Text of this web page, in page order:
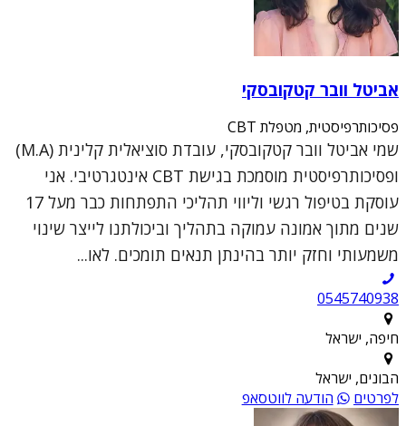
אביטל וובר קטקובסקי
פסיכותרפיסטית, מטפלת CBT
שמי אביטל וובר קטקובסקי, עובדת סוציאלית קלינית (M.A)
ופסיכותרפיסטית מוסמכת בגישת CBT אינטגרטיבי. אני
עוסקת בטיפול רגשי וליווי תהליכי התפתחות כבר מעל 17
שנים מתוך אמונה עמוקה בתהליך וביכולתנו לייצר שינוי
משמעותי וחזק יותר בהינתן תנאים תומכים. לאו...
0545740938
חיפה, ישראל
הבונים, ישראל
לפרטים
הודעה לווטסאפ